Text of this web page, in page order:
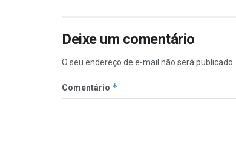
Deixe um comentário
O seu endereço de e-mail não será publicado.
Comentário *